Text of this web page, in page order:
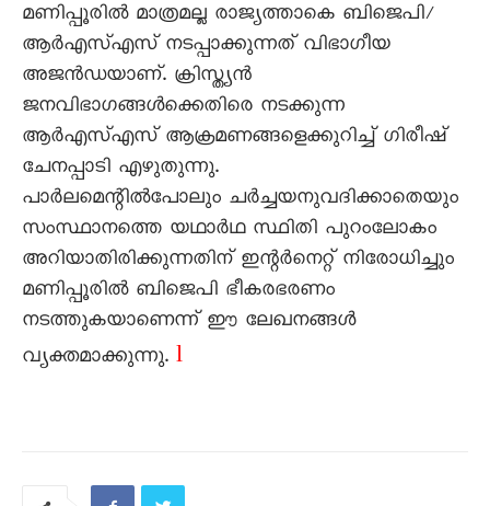
മണിപ്പൂരിൽ മാത്രമല്ല രാജ്യത്താകെ ബിജെപി/
ആർഎസ്എസ് നടപ്പാക്കുന്നത് വിഭാഗീയ
അജൻഡയാണ്. ക്രിസ്ത്യൻ
ജനവിഭാഗങ്ങൾക്കെതിരെ നടക്കുന്ന
ആർഎസ്എസ് ആക്രമണങ്ങളെക്കുറിച്ച് ഗിരീഷ്
ചേനപ്പാടി എഴുതുന്നു.
പാർലമെന്റിൽപോലും ചർച്ചയനുവദിക്കാതെയും
സംസ്ഥാനത്തെ യഥാർഥ സ്ഥിതി പുറംലോകം
അറിയാതിരിക്കുന്നതിന് ഇന്റർനെറ്റ് നിരോധിച്ചും
മണിപ്പൂരിൽ ബിജെപി ഭീകരഭരണം
നടത്തുകയാണെന്ന് ഈ ലേഖനങ്ങൾ
വ്യക്തമാക്കുന്നു. l